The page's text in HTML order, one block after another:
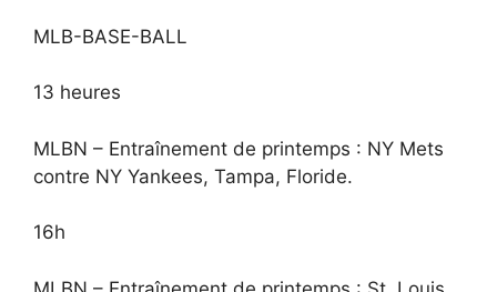
MLB-BASE-BALL
13 heures
MLBN – Entraînement de printemps : NY Mets
contre NY Yankees, Tampa, Floride.
16h